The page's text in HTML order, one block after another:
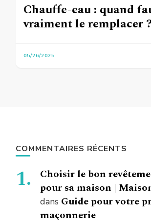
Chauffe-eau : quand
vraiment le remplacer
05/26/2025
COMMENTAIRES RÉCENTS
Choisir le bon
pour sa maison |
dans Guide pour votre
maçonnerie